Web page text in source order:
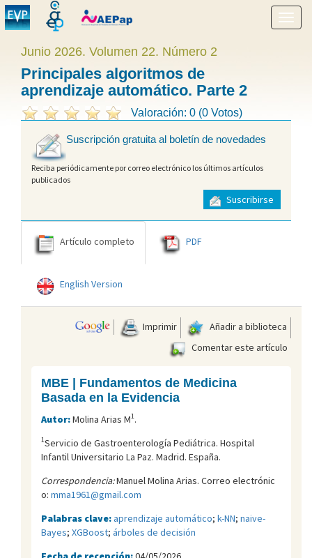
menú
Junio 2026. Volumen 22. Número 2
Principales algoritmos de
aprendizaje automático. Parte 2
Valoración: 0 (0 Votos)
Suscripción gratuita al boletín de novedades
Reciba periódicamente por correo electrónico los últimos artículos
publicados
Suscribirse
Artículo completo PDF
English Version
Imprimir
Añadir a biblioteca
Comentar este artículo
MBE | Fundamentos de Medicina
Basada en la Evidencia
Autor:Molina Arias M1.
1Servicio de Gastroenterología Pediátrica. Hospital
Infantil Universitario La Paz. Madrid. España.
Correspondencia:Manuel Molina Arias. Correo electrónic
o: mma1961@gmail.com
Palabras clave:aprendizaje automático; k-NN; naive-
Bayes; XGBoost; árboles de decisión